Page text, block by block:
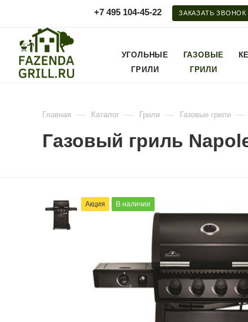
+7 495 104-45-22 ЗАКАЗАТЬ ЗВОНОК
УГОЛЬНЫЕ
ГРИЛИ
ГАЗОВЫЕ
ГРИЛИ
Главная — Каталог — Грили — Газовые грили —
Газовый гриль
Акция В наличии